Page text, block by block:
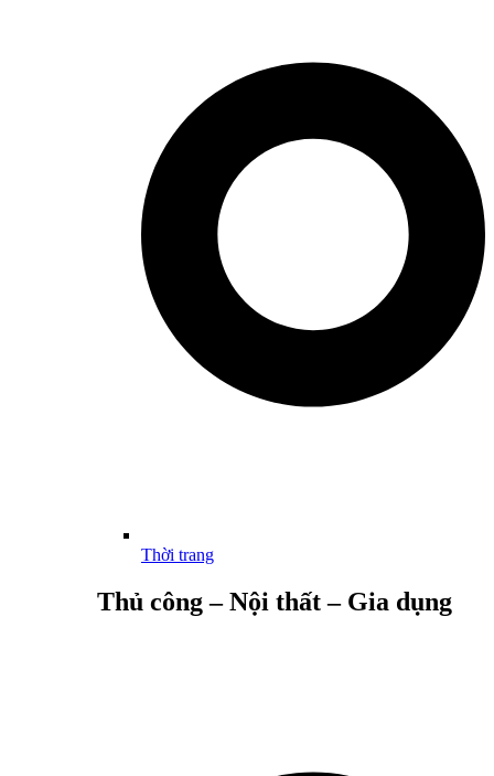
Thời trang
Thủ công – Nội thất – Gia dụng